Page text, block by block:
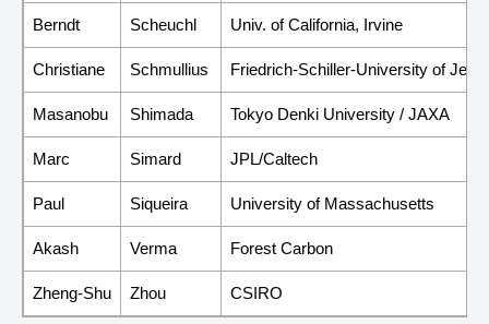
Berndt Scheuchl Univ. of California, Irvine
Christiane Schmullius Friedrich-Schiller-University of Jena
Masanobu Shimada Tokyo Denki University / JAXA
Marc Simard JPL/Caltech
Paul Siqueira University of Massachusetts
Akash Verma Forest Carbon
Zheng-Shu Zhou CSIRO